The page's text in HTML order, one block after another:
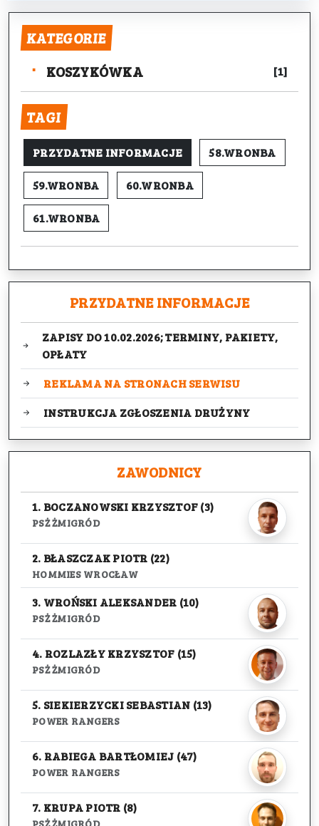
KATEGORIE
KOSZYKÓWKA
[1]
TAGI
PRZYDATNE INFORMACJE 58.WRONBA
59.WRONBA 60.WRONBA
61.WRONBA
PRZYDATNE INFORMACJE
ZAPISY DO 10.02.2026; TERMINY, PAKIETY,
OPŁATY
REKLAMA NA STRONACH SERWISU
INSTRUKCJA ZGŁOSZENIA DRUŻYNY
ZAWODNICY
1. BOCZANOWSKI KRZYSZTOF (3)
PSŻ ŻMIGRÓD
2. BŁASZCZAK PIOTR (22)
HOMMIES WROCŁAW
3. WROŃSKI ALEKSANDER (10)
PSŻ ŻMIGRÓD
4. ROZLAZŁY KRZYSZTOF (15)
PSŻ ŻMIGRÓD
5. SIEKIERZYCKI SEBASTIAN (13)
POWER RANGERS
6. RABIEGA BARTŁOMIEJ (47)
POWER RANGERS
7. KRUPA PIOTR (8)